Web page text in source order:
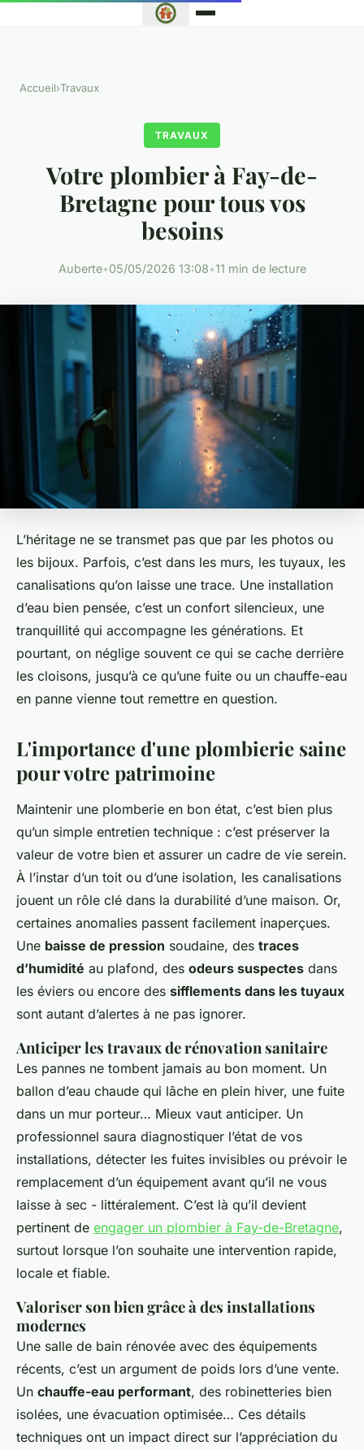
Accueil›Travaux
TRAVAUX
Votre plombier à Fay-de-
Bretagne pour tous vos
besoins
Auberte•05/05/2026 13:08•11 min de lecture
L’héritage ne se transmet pas que par les photos ou
les bijoux. Parfois, c’est dans les murs, les tuyaux, les
canalisations qu’on laisse une trace. Une installation
d’eau bien pensée, c’est un confort silencieux, une
tranquillité qui accompagne les générations. Et
pourtant, on néglige souvent ce qui se cache derrière
les cloisons, jusqu’à ce qu’une fuite ou un chauffe-eau
en panne vienne tout remettre en question.
L'importance d'une plombierie saine
pour votre patrimoine
Maintenir une plomberie en bon état, c’est bien plus
qu’un simple entretien technique : c’est préserver la
valeur de votre bien et assurer un cadre de vie serein.
À l’instar d’un toit ou d’une isolation, les canalisations
jouent un rôle clé dans la durabilité d’une maison. Or,
certaines anomalies passent facilement inaperçues.
Une baisse de pression soudaine, des traces
d’humidité au plafond, des odeurs suspectes dans
les éviers ou encore des sifflements dans les tuyaux
sont autant d’alertes à ne pas ignorer.
Anticiper les travaux de rénovation sanitaire
Les pannes ne tombent jamais au bon moment. Un
ballon d’eau chaude qui lâche en plein hiver, une fuite
dans un mur porteur… Mieux vaut anticiper. Un
professionnel saura diagnostiquer l’état de vos
installations, détecter les fuites invisibles ou prévoir le
remplacement d’un équipement avant qu’il ne vous
laisse à sec - littéralement. C’est là qu’il devient
pertinent de engager un plombier à Fay-de-Bretagne,
surtout lorsque l’on souhaite une intervention rapide,
locale et fiable.
Valoriser son bien grâce à des installations
modernes
Une salle de bain rénovée avec des équipements
récents, c’est un argument de poids lors d’une vente.
Un chauffe-eau performant, des robinetteries bien
isolées, une évacuation optimisée… Ces détails
techniques ont un impact direct sur l’appréciation du